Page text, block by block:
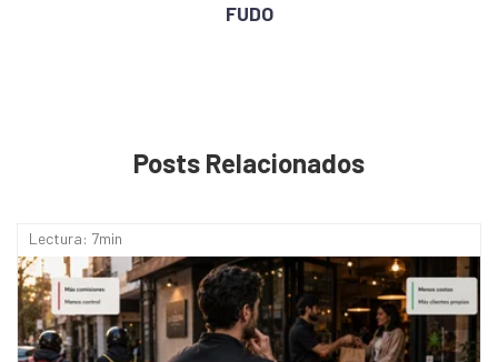
FUDO
Posts Relacionados
Lectura: 7min